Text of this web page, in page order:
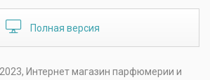
Полная версия
Интернет магазин парфюмерии и